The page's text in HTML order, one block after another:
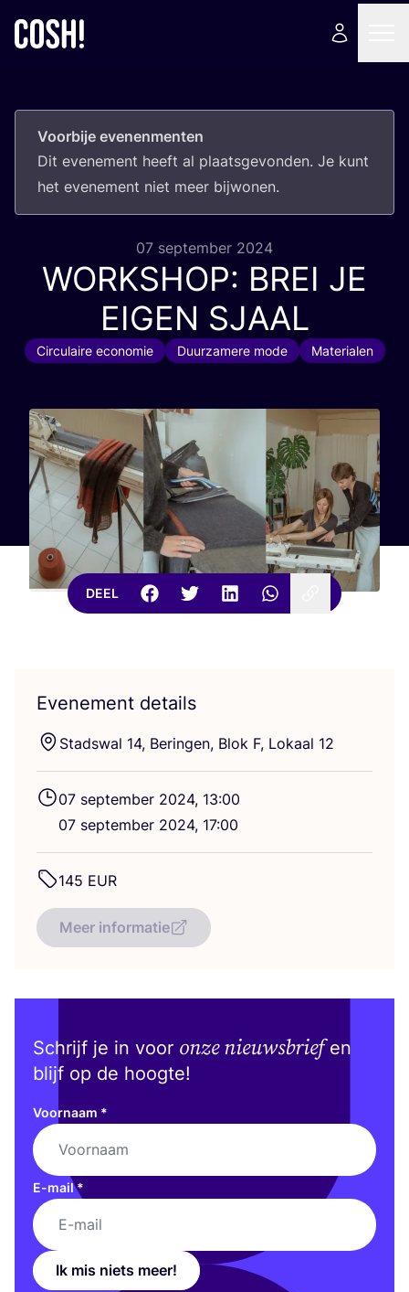
Voorbije evenenmenten
Dit eve­ne­ment heeft al plaats­ge­von­den. Je kunt
het eve­ne­ment niet meer bijwonen.
07 september 2024
WORKSHOP: BREI JE
EIGEN SJAAL
Circulaire economie Duurzamere mode Materialen
DEEL
Evenement details
Stads­wal 14, Berin­gen, Blok F, Lokaal 12
07 sep­tem­ber 2024, 13:00
07 sep­tem­ber 2024, 17:00
145 EUR
Meer informatie
Schrijf je in voor onze nieuwsbriefen
blijf op de hoogte!
Voornaam *
E-mail*
Ik mis niets meer!